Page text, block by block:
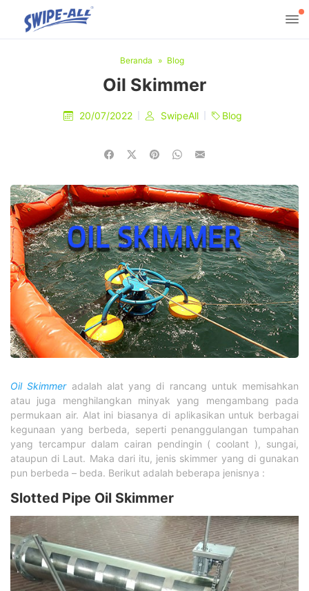
Beranda Blog
Oil Skimmer
20/07/2022 SwipeAll Blog
Oil Skimmeradalah alat yang di rancang untuk memisahkan
atau juga menghilangkan minyak yang mengambang pada
permukaan air. Alat ini biasanya di aplikasikan untuk berbagai
kegunaan yang berbeda, seperti penanggulangan tumpahan
yang tercampur dalam cairan pendingin ( coolant ), sungai,
ataupun di Laut. Maka dari itu, jenis skimmer yang di gunakan
pun berbeda – beda. Berikut adalah beberapa jenisnya :
Slotted Pipe Oil Skimmer